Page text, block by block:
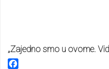
„Zajedno smo u ovome.